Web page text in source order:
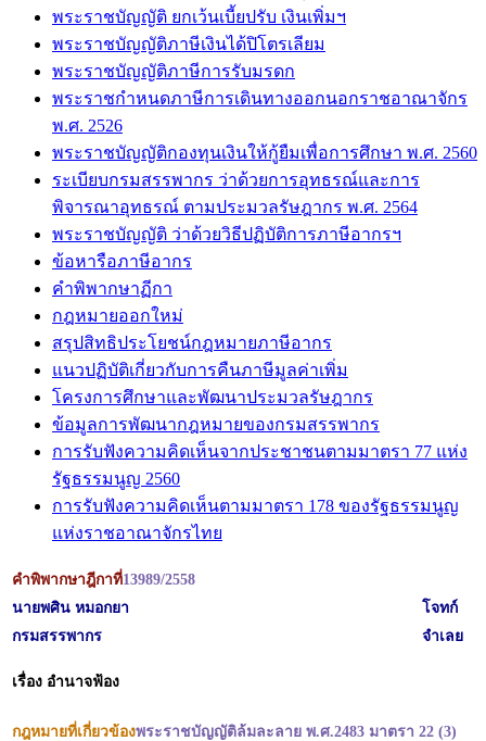
พระราชบัญญัติ ยกเว้นเบี้ยปรับ เงินเพิ่มฯ
พระราชบัญญัติภาษีเงินได้ปิโตรเลียม
พระราชบัญญัติภาษีการรับมรดก
พระราชกำหนดภาษีการเดินทางออกนอกราชอาณาจักร
พ.ศ. 2526
พระราชบัญญัติกองทุนเงินให้กู้ยืมเพื่อการศึกษา พ.ศ. 2560
ระเบียบกรมสรรพากร ว่าด้วยการอุทธรณ์และการ
พิจารณาอุทธรณ์ ตามประมวลรัษฎากร พ.ศ. 2564
พระราชบัญญัติ ว่าด้วยวิธีปฏิบัติการภาษีอากรฯ
ข้อหารือภาษีอากร
คำพิพากษาฏีกา
กฎหมายออกใหม่
สรุปสิทธิประโยชน์กฎหมายภาษีอากร
แนวปฏิบัติเกี่ยวกับการคืนภาษีมูลค่าเพิ่ม
โครงการศึกษาและพัฒนาประมวลรัษฎากร
ข้อมูลการพัฒนากฎหมายของกรมสรรพากร
การรับฟังความคิดเห็นจากประชาชนตามมาตรา 77 แห่ง
รัฐธรรมนูญ 2560
การรับฟังความคิดเห็นตามมาตรา 178 ของรัฐธรรมนูญ
แห่งราชอาณาจักรไทย
คำพิพากษาฎีกาที่13989/2558
นายพศิน หมอกยา
โจทก์
กรมสรรพากร
จำเลย
เรื่อง อำนาจฟ้อง
กฎหมายที่เกี่ยวข้องพระราชบัญญัติล้มละลาย พ.ศ.2483 มาตรา 22 (3)